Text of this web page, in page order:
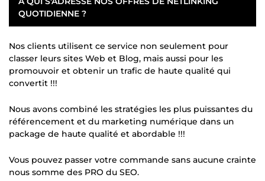
QUOTIDIENNE ?
Nos clients utilisent ce service non seulement pour
classer leurs sites Web et Blog, mais aussi pour les
promouvoir et obtenir un trafic de haute qualité qui
convertit !!!
Nous avons combiné les stratégies les plus puissantes du
référencement et du marketing numérique dans un
package de haute qualité et abordable !!!
Vous pouvez passer votre commande sans aucune crainte
nous somme des PRO du SEO.